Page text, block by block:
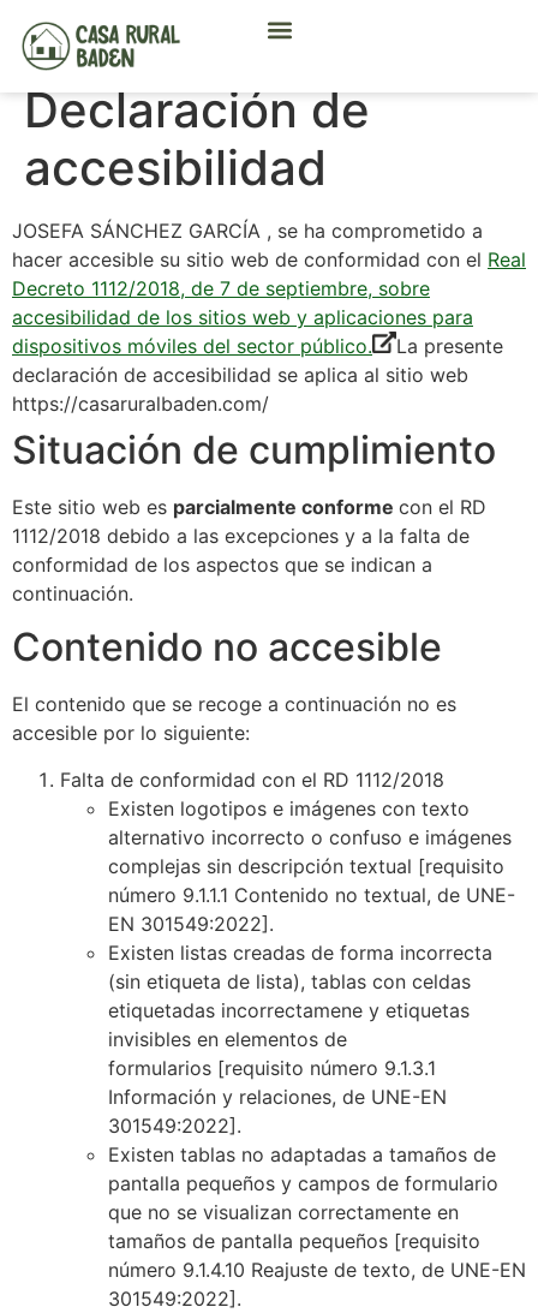
Declaración de
accesibilidad
JOSEFA SÁNCHEZ GARCÍA , se ha comprometido a
hacer accesible su sitio web de conformidad con el Real
Decreto 1112/2018, de 7 de septiembre, sobre
accesibilidad de los sitios web y aplicaciones para
dispositivos móviles del sector público.
La presente
declaración de accesibilidad se aplica al sitio web
https://casaruralbaden.com/
Situación de cumplimiento
Este sitio web es parcialmente conforme con el RD
1112/2018 debido a las excepciones y a la falta de
conformidad de los aspectos que se indican a
continuación.
Contenido no accesible
El contenido que se recoge a continuación no es
accesible por lo siguiente:
Falta de conformidad con el RD 1112/2018
Existen logotipos e imágenes con texto
alternativo incorrecto o confuso e imágenes
complejas sin descripción textual [requisito
número 9.1.1.1 Contenido no textual, de UNE-
EN 301549:2022].
Existen listas creadas de forma incorrecta
(sin etiqueta de lista), tablas con celdas
etiquetadas incorrectamene y etiquetas
invisibles en elementos de
formularios [requisito número 9.1.3.1
Información y relaciones, de UNE-EN
301549:2022].
Existen tablas no adaptadas a tamaños de
pantalla pequeños y campos de formulario
que no se visualizan correctamente en
tamaños de pantalla pequeños [requisito
número 9.1.4.10 Reajuste de texto, de UNE-EN
301549:2022].